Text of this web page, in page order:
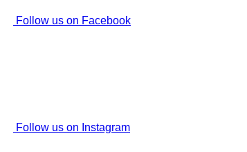
Follow us on Facebook
Follow us on Instagram